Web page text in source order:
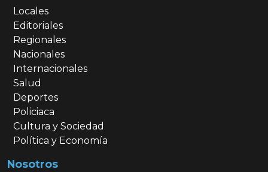
Locales
Editoriales
Regionales
Nacionales
Internacionales
Salud
Deportes
Policiaca
Cultura y Sociedad
Política y Economía
Nosotros